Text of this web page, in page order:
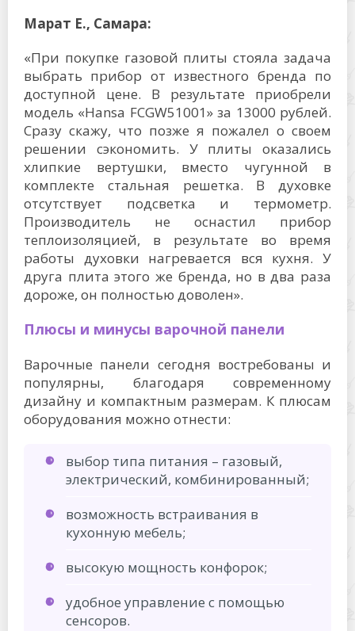
Марат Е., Самара:
«При покупке газовой плиты стояла задача
выбрать прибор от известного бренда по
доступной цене. В результате приобрели
модель «Hansa FCGW51001» за 13000 рублей.
Сразу скажу, что позже я пожалел о своем
решении сэкономить. У плиты оказались
хлипкие вертушки, вместо чугунной в
комплекте стальная решетка. В духовке
отсутствует подсветка и термометр.
Производитель не оснастил прибор
теплоизоляцией, в результате во время
работы духовки нагревается вся кухня. У
друга плита этого же бренда, но в два раза
дороже, он полностью доволен».
Плюсы и минусы варочной панели
Варочные панели сегодня востребованы и
популярны, благодаря современному
дизайну и компактным размерам. К плюсам
оборудования можно отнести:
выбор типа питания – газовый,
электрический, комбинированный;
возможность встраивания в
кухонную мебель;
высокую мощность конфорок;
удобное управление с помощью
сенсоров.